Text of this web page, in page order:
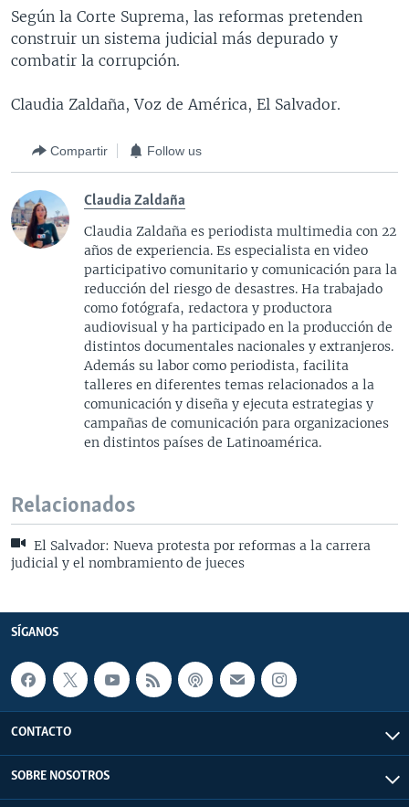
Según la Corte Suprema, las reformas pretenden
construir un sistema judicial más depurado y
combatir la corrupción.
Claudia Zaldaña, Voz de América, El Salvador.
Compartir Follow us
Claudia Zaldaña
Claudia Zaldaña es periodista multimedia con 22
años de experiencia. Es especialista en video
participativo comunitario y comunicación para la
reducción del riesgo de desastres. Ha trabajado
como fotógrafa, redactora y productora
audiovisual y ha participado en la producción de
distintos documentales nacionales y extranjeros.
Además su labor como periodista, facilita
talleres en diferentes temas relacionados a la
comunicación y diseña y ejecuta estrategias y
campañas de comunicación para organizaciones
en distintos países de Latinoamérica.
Relacionados
El Salvador: Nueva protesta por reformas a la carrera
judicial y el nombramiento de jueces
SÍGANOS
CONTACTO
SOBRE NOSOTROS